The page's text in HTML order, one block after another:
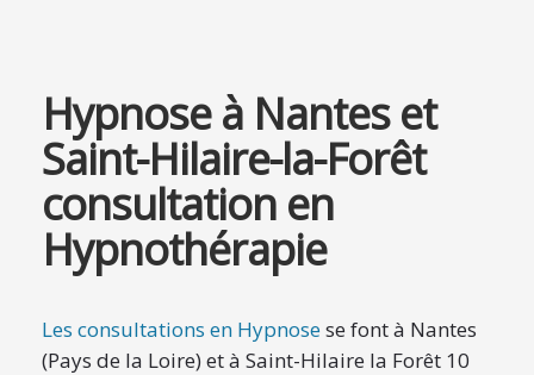
Hypnose à Nantes et
Saint-Hilaire-la-Forêt
consultation en
Hypnothérapie
Les consultations en Hypnosese font à Nantes
(Pays de la Loire) et à Saint-Hilaire la Forêt 10